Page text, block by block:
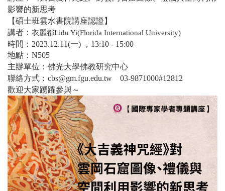
影響的新思考
【碩士班雲水書院講座認證】
講者： 衣麗都Lidu Yi(Florida International University)
時間： 2023.12.11(一) ，13:10 - 15:00
地點： N505
主辦單位：佛光大學佛教研究中心
聯絡方式： cbs@gm.fgu.edu.tw
03-9871000#12812
歡迎大家踴躍參與～